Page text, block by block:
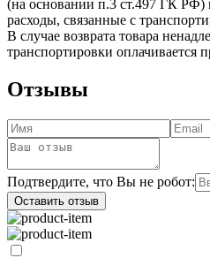
(на основании п.3 ст.497 ГК РФ)
расходы, связанные с
В случае возврата товара
транспортировки оплачивается
Отзывы
Подтвердите, что Вы не робот:
Оставить отзыв